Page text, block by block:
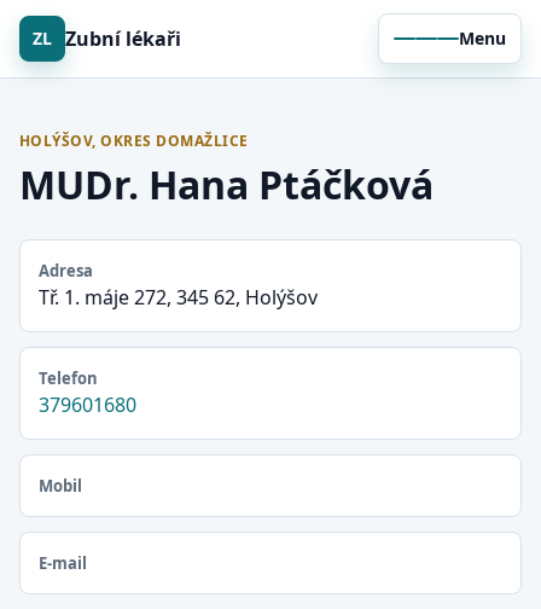
ZL Zubní lékaři Menu
HOLÝŠOV, OKRES DOMAŽLICE
MUDr. Hana Ptáčková
Adresa
Tř. 1. máje 272, 345 62, Holýšov
Telefon
379601680
Mobil
E-mail